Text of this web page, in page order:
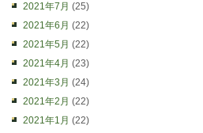
2021年7月 (25)
2021年6月 (22)
2021年5月 (22)
2021年4月 (23)
2021年3月 (24)
2021年2月 (22)
2021年1月 (22)